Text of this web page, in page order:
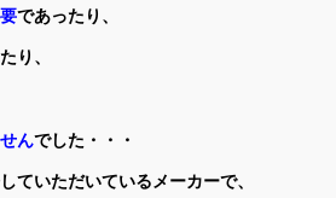
であったり、
り、
んでした・・・
ていただいているメーカーで、